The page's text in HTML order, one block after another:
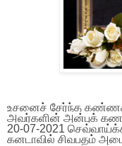
உசனைச் சேர்ந்த கண்ணகி
அவர்களின் அன்புக்
20-07-2021
கனடாவில் சிவபதம்